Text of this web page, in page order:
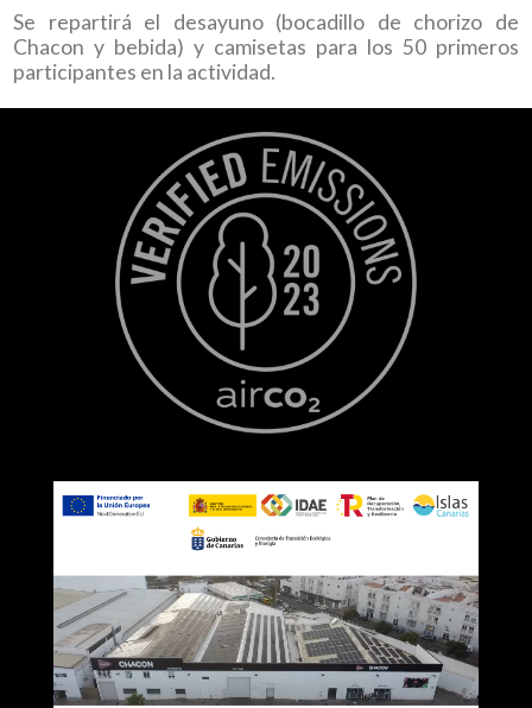
Se repartirá el desayuno (bocadillo de chorizo de
Chacon y bebida) y camisetas para los 50 primeros
participantes en la actividad.